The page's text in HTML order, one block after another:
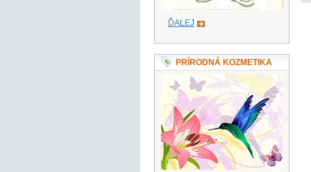
ĎALEJ
PRÍRODNÁ KOZMETIKA